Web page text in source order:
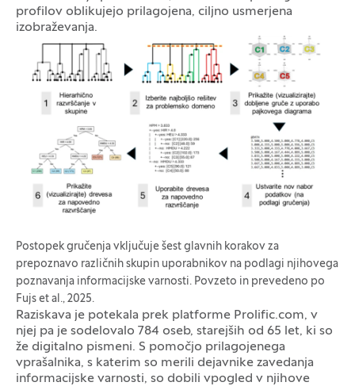
profilov oblikujejo prilagojena, ciljno usmerjena
izobraževanja.
Galerija fotografij
Postopek gručenja vključuje šest glavnih korakov za
prepoznavo različnih skupin uporabnikov na podlagi njihovega
poznavanja informacijske varnosti. Povzeto in prevedeno po
Fujs et al., 2025.
Raziskava je potekala prek platforme Prolific.com, v
njej pa je sodelovalo 784 oseb, starejših od 65 let, ki so
že digitalno pismeni. S pomočjo prilagojenega
vprašalnika, s katerim so merili dejavnike zavedanja
informacijske varnosti, so dobili vpogled v njihove